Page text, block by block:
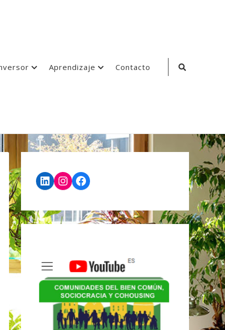
Aprendizaje Contacto
Search
LinkedIn
Instagram
Facebook